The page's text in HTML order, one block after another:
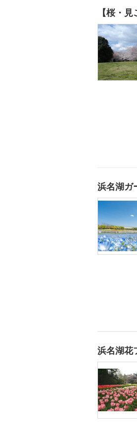
【桜・
浜名湖ガ
浜名湖花